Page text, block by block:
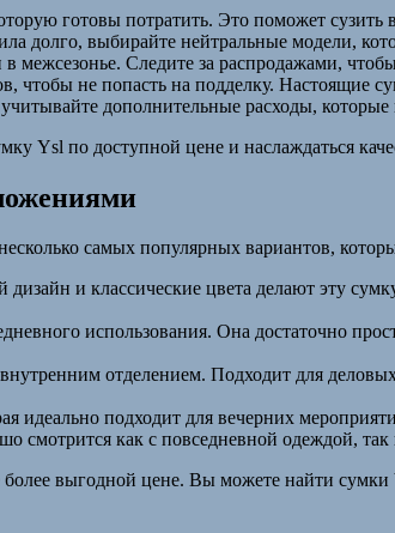
готовы потратить. Это поможет
долго, выбирайте нейтральные модели,
Следите за распродажами,
чтобы не попасть на подделку. Настоящие
дополнительные расходы,
Ysl по доступной цене и наслаждаться
самых популярных вариантов,
и классические цвета делают эту
использования. Она достаточно
отделением. Подходит для
идеально подходит для вечерних
смотрится как с повседневной одеждой,
выгодной цене. Вы можете найти